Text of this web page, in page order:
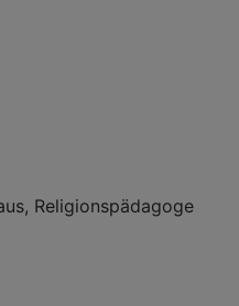
Religionspädagoge